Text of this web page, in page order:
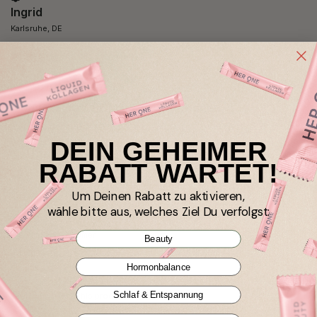
Ingrid
Karlsruhe, DE
4 MAGNESIUM KOMPLEX 45 Portionen
Ich nehme seit zwei Wochen Magnesium-Komplex und bin
sehr zufrieden
Verified Customer
I recommend this product
DEIN GEHEIMER
RABATT WARTET!
Um Deinen Rabatt zu aktivieren,
wähle bitte aus, welches Ziel Du verfolgst:
Beauty
Hormonbalance
Schlaf & Entspannung